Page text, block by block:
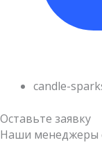
candle-
Оставьте заявку
Наши менеджеры